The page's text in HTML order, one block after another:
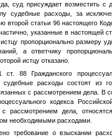
суд присуждает возместить с
судебные расходы, за
второй статьи 96 настоящего
указанные в настоящей
пропорционально размеру
а ответчику
истцу отказано.
88 Гражданского
расходы состоят из
с рассмотрением дела. В
кодекса
рассмотрением дела,
необходимыми расходами.
требование о взыскании